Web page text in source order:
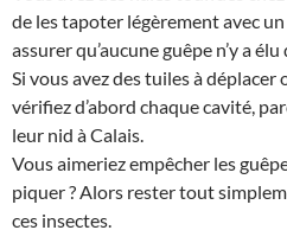
de les tapoter légèrement avec
assurer qu’aucune guêpe n’y a
Si vous avez des tuiles à
vérifiez d’abord chaque cavité,
leur nid à Calais.
Vous aimeriez empêcher les
piquer ? Alors rester tout
ces insectes.